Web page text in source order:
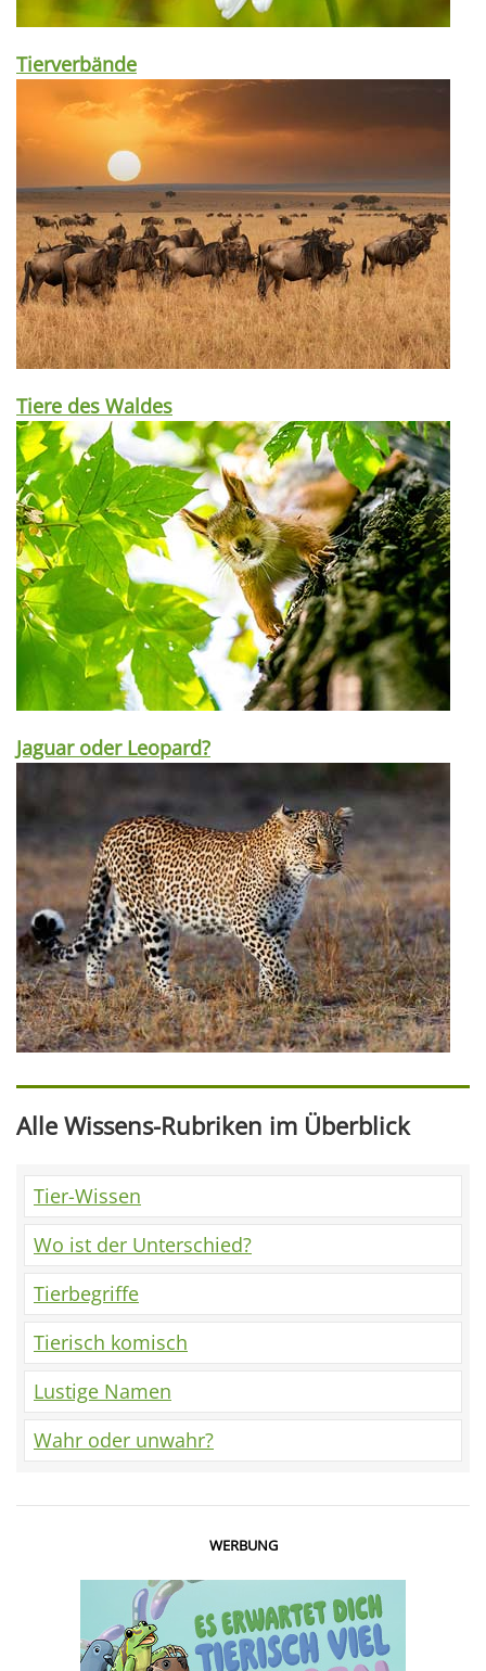
Tierverbände
Tiere des Waldes
Jaguar oder Leopard?
Alle Wissens-Rubriken im Überblick
Tier-Wissen
Wo ist der Unterschied?
Tierbegriffe
Tierisch komisch
Lustige Namen
Wahr oder unwahr?
WERBUNG